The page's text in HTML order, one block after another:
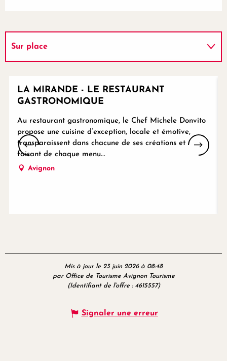
Sur place
LA MIRANDE - LE RESTAURANT
GASTRONOMIQUE
Au restaurant gastronomique, le Chef Michele Donvito
propose une cuisine d’exception, locale et émotive,
transparaissent dans chacune de ses créations et
faisant de chaque menu...
Avignon
Mis à jour le 23 juin 2026 à 08:48
par Office de Tourisme Avignon Tourisme
(Identifiant de l'offre : 4615557)
Signaler une erreur